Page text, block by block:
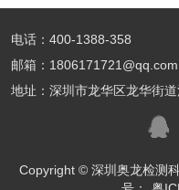
电话：400-1388-358
邮箱：1806171721@qq.com
地址：深圳市龙华区龙华街
Copyright © 深圳奥龙检测